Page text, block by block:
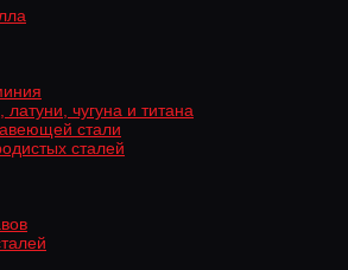
чугуна и титана
стали
сталей